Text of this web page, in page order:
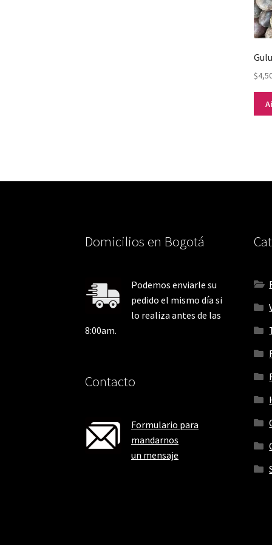
$
Domicilios en Bogotá
Podemos enviarle su
pedido el mismo día si
lo realiza antes de las
8:00am.
Contacto
Formulario para
mandarnos
un mensaje